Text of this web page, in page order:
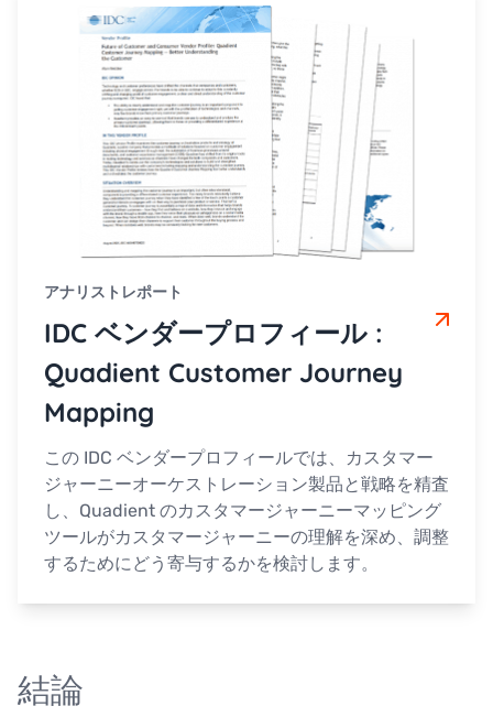
アナリストレポート
IDC ベンダープロフィール :
Quadient Customer Journey
Mapping
この IDC ベンダープロフィールでは、カスタマー
ジャーニーオーケストレーション製品と戦略を精査
し、Quadient のカスタマージャーニーマッピング
ツールがカスタマージャーニーの理解を深め、調整
するためにどう寄与するかを検討します。
結論